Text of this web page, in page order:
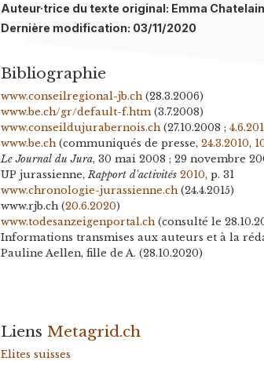
Auteur·trice du texte original: Emma
Dernière modification: 03/11/2020
Bibliographie
www.conseilregional-jb.ch (28.3.2006)
www.be.ch/gr/default-f.htm (3.7.2008)
www.conseildujurabernois.ch (27.10.2008 ;
www.be.ch (communiqués de presse,24.3.2010,
Le Journal du Jura, 30 mai 2008 ; 29 novembre
UP jurassienne, Rapport d'activités 2010, p. 31
www.chronologie-jurassienne.ch (24.4.2015)
www.rjb.ch (20.6.2020)
www.todesanzeigenportal.ch (consulté le
Informations transmises aux auteurs et à la
Pauline Aellen, fille de A. (28.10.2020)
LiensMetagrid.ch
Elites suisses